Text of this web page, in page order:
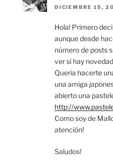
DICIEMBRE 15,
Hola! Primero
aunque desde
número de posts
ver si hay
Queria hacerte
una amiga
abierto una
http://
Como soy de
atención!
Saludos!